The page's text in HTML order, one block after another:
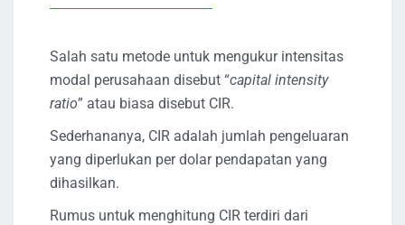
Salah satu metode untuk mengukur intensitas
modal perusahaan disebut “capital intensity
ratio” atau biasa disebut CIR.
Sederhananya, CIR adalah jumlah pengeluaran
yang diperlukan per dolar pendapatan yang
dihasilkan.
Rumus untuk menghitung CIR terdiri dari